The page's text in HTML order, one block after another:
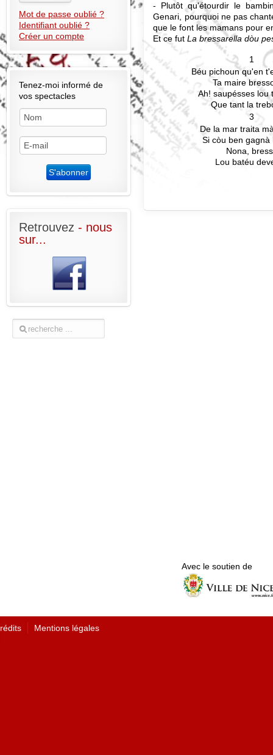
- Plutôt qu'étourdir le
Genari, pourquoi ne pas
que le font les mamans pour
Et ce futLa bressarella dòu
1
Béu pichoun qu'en
Ta maire
Ah! saupésses lou
Que tant la
3
De la mar traita
Si còu ben gagnà
Nona,
Lou batéu
Mot de passe oublié ?
Identifiant oublié ?
Créer un compte
Tenez-moi informé de
vos spectacles
Retrouvez - nous
sur...
Avec le soutien de
Mentions légales